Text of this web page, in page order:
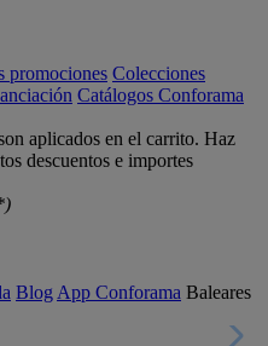
promociones Colecciones
Catálogos Conforama
aplicados en el carrito. Haz
descuentos e importes
Blog App Conforama Baleares